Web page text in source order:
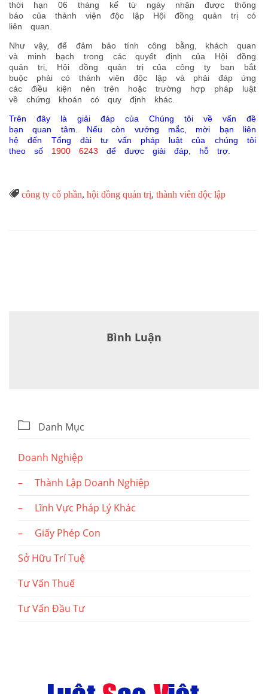
thời hạn 06 tháng kể từ ngày nhận được thông
báo của thành viện độc lập Hội đồng quản trị có
liên quan.
Như vậy, để đảm bảo tính công bằng, khách quan
và minh bạch trong các quyết định của Hội đồng
quản trị, Hội đồng quản trị của công ty bạn bắt
buộc phải có thành viên độc lập và phải đáp ứng
các điều kiện nên trên hoặc trường hợp pháp luật
về chứng khoán có quy định khác.
Trên đây là giải đáp của Chúng tôi về vấn đề
bạn quan tâm. Nếu còn vướng mắc, mời bạn liên
hệ đến Tổng đài tư vấn pháp luật của chúng tôi
theo số 1900 6243 để được giải đáp, hỗ trợ.
Từ
công ty cổ phần, hội đồng quản trị, thành viên độc lập
Bình Luận
 Danh Mục
Doanh Nghiệp
– Thành Lập Doanh Nghiệp
– Lĩnh Vực Pháp Lý Khác
– Giấy Phép Con
Sở Hữu Trí Tuệ
Tư Vấn Thuế
Tư Vấn Đầu Tư